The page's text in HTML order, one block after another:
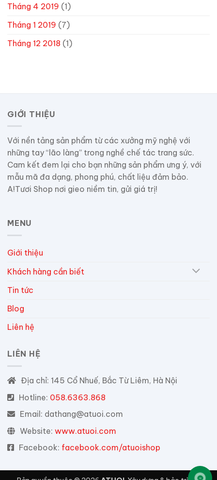
Tháng 4 2019 (1)
Tháng 1 2019 (7)
Tháng 12 2018 (1)
GIỚI THIỆU
Với nền tảng sản phẩm từ các xưởng mỹ nghệ với
những tay “lão làng” trong nghề chế tác trang sức.
Cam kết đem lại cho bạn những sản phẩm ưng ý, với
mẫu mã đa dạng, phong phú, chất liệu đảm bảo.
A!Tươi Shop nơi gieo niềm tin, gửi giá trị!
MENU
Giới thiệu
Khách hàng cần biết
Tin tức
Blog
Liên hệ
LIÊN HỆ
Địa chỉ: 145 Cổ Nhuế, Bắc Từ Liêm, Hà Nội
Hotline: 058.6363.868
Email: dathang@atuoi.com
Website: www.atuoi.com
Facebook: facebook.com/atuoishop